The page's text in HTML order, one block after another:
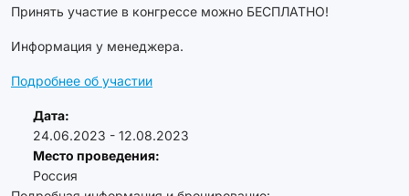
Принять участие в конгрессе можно БЕСПЛАТНО!
Информация у менеджера.
Подробнее об участии
Дата:
24.06.2023 - 12.08.2023
Место проведения:
Россия